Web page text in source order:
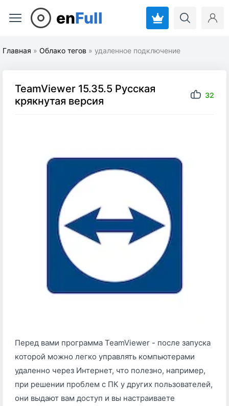
enFull
Главная » Облако тегов » удаленное подключение
TeamViewer 15.35.5 Русская
крякнутая версия
32
Перед вами программа TeamViewer - после запуска
которой можно легко управлять компьютерами
удаленно через Интернет, что полезно, например,
при решении проблем с ПК у других пользователей,
они выдают вам доступ и вы настраиваете